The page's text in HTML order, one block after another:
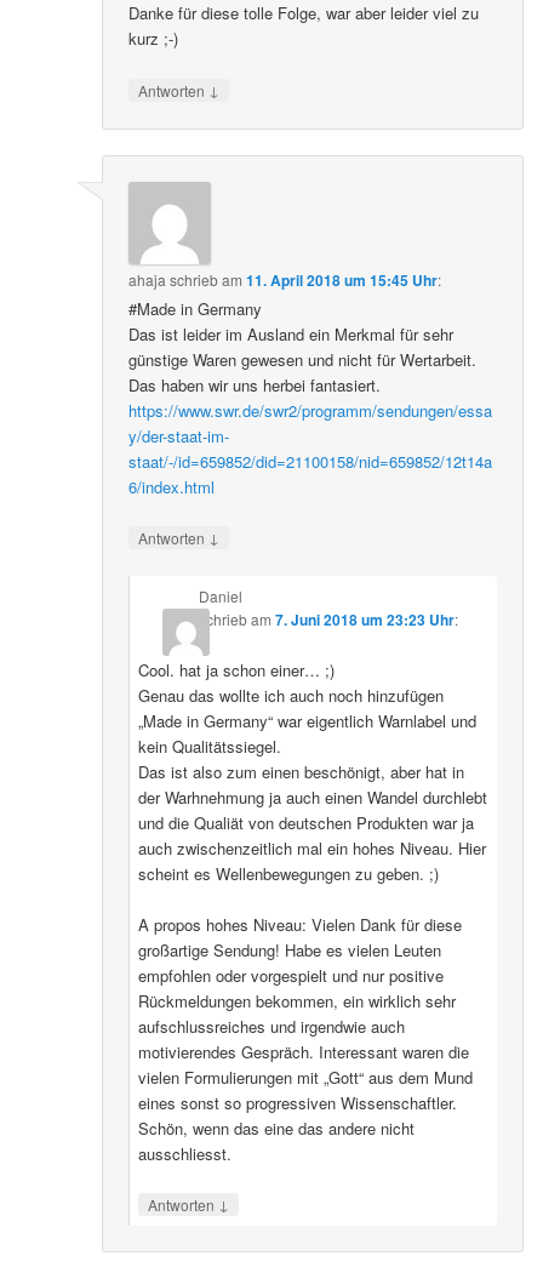
Danke für diese tolle Folge, war aber leider viel zu
kurz ;-)
Antworten ↓
ahaja schriebam11. April 2018 um 15:45 Uhr:
#Made in Germany
Das ist leider im Ausland ein Merkmal für sehr
günstige Waren gewesen und nicht für Wertarbeit.
Das haben wir uns herbei fantasiert.
https://www.swr.de/swr2/programm/sendungen/essa
y/der-staat-im-
staat/-/id=659852/did=21100158/nid=659852/12t14a
6/index.html
Antworten ↓
Daniel
schriebam 7. Juni 2018 um 23:23 Uhr:
Cool. hat ja schon einer… ;)
Genau das wollte ich auch noch hinzufügen
„Made in Germany“ war eigentlich Warnlabel und
kein Qualitätssiegel.
Das ist also zum einen beschönigt, aber hat in
der Warhnehmung ja auch einen Wandel durchlebt
und die Qualiät von deutschen Produkten war ja
auch zwischenzeitlich mal ein hohes Niveau. Hier
scheint es Wellenbewegungen zu geben. ;)
A propos hohes Niveau: Vielen Dank für diese
großartige Sendung! Habe es vielen Leuten
empfohlen oder vorgespielt und nur positive
Rückmeldungen bekommen, ein wirklich sehr
aufschlussreiches und irgendwie auch
motivierendes Gespräch. Interessant waren die
vielen Formulierungen mit „Gott“ aus dem Mund
eines sonst so progressiven Wissenschaftler.
Schön, wenn das eine das andere nicht
ausschliesst.
Antworten ↓